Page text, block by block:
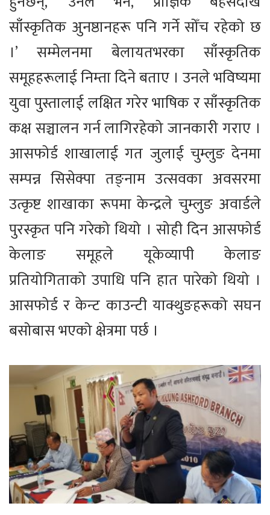
साँस्कृतिक अुनष्ठानहरू पनि गर्ने सोँच रहेको छ
।’ सम्मेलनमा बेलायतभरका साँस्कृतिक
समूहहरूलाई निम्ता दिने बताए । उनले भविष्यमा
युवा पुस्तालाई लक्षित गरेर भाषिक र साँस्कृतिक
कक्ष सञ्चालन गर्न लागिरहेको जानकारी गराए ।
आसफोर्ड शाखालाई गत जुलाई चुम्लुङ देनमा
सम्पन्न सिसेक्पा तङ्नाम उत्सवका अवसरमा
उत्कृष्ट शाखाका रूपमा केन्द्रले चुम्लुङ अवार्डले
पुरस्कृत पनि गरेको थियो । सोही दिन आसफोर्ड
केलाङ समूहले यूकेव्यापी केलाङ
प्रतियोगिताको उपाधि पनि हात पारेको थियो ।
आसफोर्ड र केन्ट काउन्टी याक्थुङहरूको सघन
बसोबास भएको क्षेत्रमा पर्छ ।